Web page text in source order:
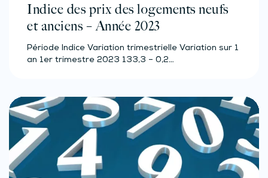
Indice des prix des logements neufs
et anciens – Année 2023
Période Indice Variation trimestrielle Variation sur 1
an 1er trimestre 2023 133,3 – 0,2…